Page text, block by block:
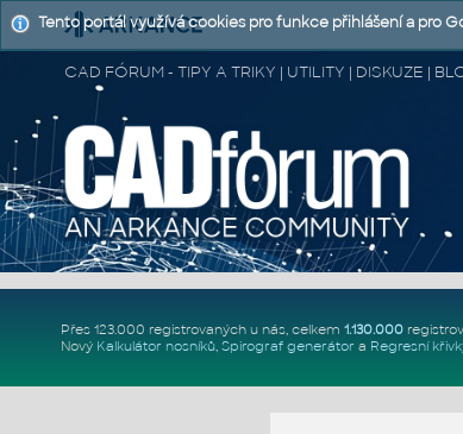
CAD FÓRUM - TIPY A TRIKY | UTILITY | DISKUZE |
Přes 123.000 registrovaných u nás, celkem 1.130.000
Nový Kalkulátor nosníků, Spirograf generátor a Regresní
Tento portál využívá cookies pro funkce přihlášení a pro